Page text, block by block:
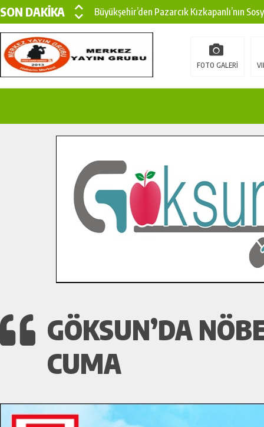
SON DAKİKA
Büyükşehir’den Pazarcık Kızkapanlı’nın
Büyükşehir’den Pazarcık Kırsalına Modern
Çin’den KSÜ’ye Uluslararası Başarı:
İlçe Jandarma Komutanı Karakaya’dan
Bertiz’in Yeni Köprüsünde Sona Doğru.
FOTO GALERİ
GÖKSUN’DA
CUMA